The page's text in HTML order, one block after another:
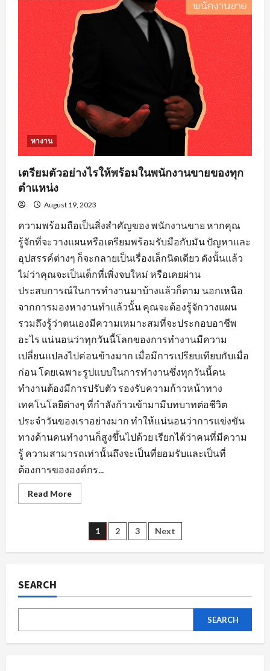
หา
งาน
วิศวะ
ที่
องค์กร
ส่วน
ใหญ่
ต้อง
จาก
ผู้
งาน
หางาน
เตรียมตัวอย่างไรให้พร้อมในพนักงานขายของทุก
ตำแหน่ง
August 19, 2023
ความพร้อมถือเป็นสิ่งสำคัญของ พนักงานขาย หากคุณ
รู้จักที่จะวางแผนหรือเตรียมพร้อมรับมือกับมัน ปัญหาและ
อุปสรรค์ต่างๆ ก็จะกลายเป็นเรื่องเล็กนิดเดียว ดังนั้นแล้ว
ไม่ว่าคุณจะเป็นเด็กที่เพิ่งจบใหม่ หรือเคยผ่าน
ประสบการณ์ในการทำงานมาบ้างแล้วก็ตาม นอกเหนือ
จากการมองหางานทำแล้วนั้น คุณจะต้องรู้จักวางแผน
รวมถึงรู้ว่าตนเองมีความเหมาะสมที่จะประกอบอาชีพ
อะไร แน่นอนว่าทุกวันนี้โลกของการทำงานมีความ
เปลี่ยนแปลงไปค่อนข้างมาก เมื่อมีการเปรียบเทียบกับเมื่อ
ก่อน โดยเฉพาะรูปแบบในการทำงานซึ่งทุกวันนี้คน
ทำงานต้องมีการปรับตัว รองรับความก้าวหน้าทาง
เทคโนโลยีต่างๆ ที่กำลังก้าวเข้ามามีบทบาทต่อชีวิต
ประจำวันของเราอย่างมาก ทำให้แน่นอนว่าการแข่งขัน
ทางด้านคนทำงานก็สูงขึ้นไปด้วย เรียกได้ว่าคนที่มีความ
รู้ ความสามารถเท่านั้นถึงจะเป็นที่ยอมรับและเป็นที่
ต้องการขององค์กร...
Read MoreRead
more
ตัวอย่าง
พร้อม
ทุก
Posts
pagination
1 2 3 Next
SEARCH
SEARCH